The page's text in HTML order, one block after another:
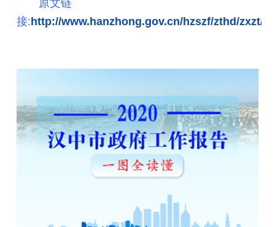
原文链
接: http://www.hanzhong.gov.cn/hzszf/zthd/zxzt/